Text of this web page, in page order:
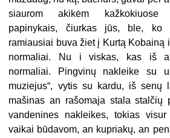
siaurom akikėm kažkokiuose
papinykais, čiurkas jūs, ble, ko
ramiausiai buva žiet į Kurtą Kobainą i
normaliai. Nu i viskas, kas iš
normaliai. Pingvinų nakleike su
muziejus“, vytis su kardu, iš senų
mašinas an rašomaja stala stalčių
vandenines nakleikes, tokias
vaikai būdavom, an kupriakų, an